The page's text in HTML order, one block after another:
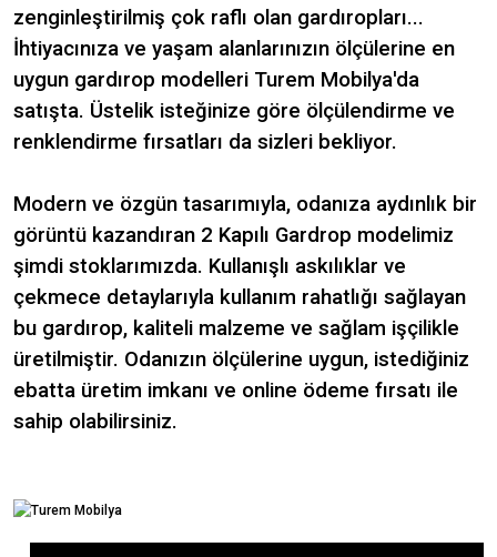
zenginleştirilmiş çok raflı olan gardıropları...
İhtiyacınıza ve yaşam alanlarınızın ölçülerine en
uygun gardırop modelleri Turem Mobilya'da
satışta. Üstelik isteğinize göre ölçülendirme ve
renklendirme fırsatları da sizleri bekliyor.
Modern ve özgün tasarımıyla, odanıza aydınlık bir
görüntü kazandıran 2 Kapılı Gardrop modelimiz
şimdi stoklarımızda. Kullanışlı askılıklar ve
çekmece detaylarıyla kullanım rahatlığı sağlayan
bu gardırop, kaliteli malzeme ve sağlam işçilikle
üretilmiştir. Odanızın ölçülerine uygun, istediğiniz
ebatta üretim imkanı ve online ödeme fırsatı ile
sahip olabilirsiniz.